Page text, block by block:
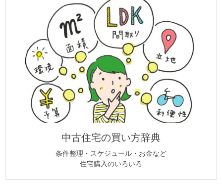
中古住宅の買い方辞典
条件整理・スケジュール・お金など
住宅購入のいろいろ